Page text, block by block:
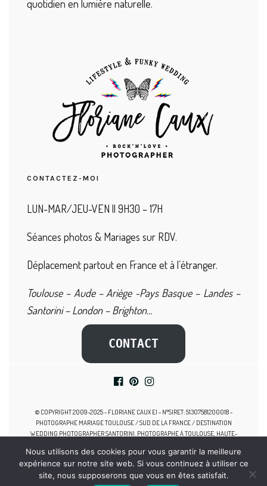
quotidien en lumière naturelle.
CONTACTEZ-MOI
LUN-MAR/JEU-VEN || 9H30 – 17H
Séances photos & Mariages sur RDV.
Déplacement partout en France et à l’étranger.
Toulouse – Aude – Ariège -Pays Basque – Landes –
Santorini – London – Brighton…
CONTACT
© COPYRIGHT 2009-2025 - FLORIANE CAUX EI - N°SIRET: 51307581200018 -
PHOTOGRAPHE MARIAGE TOULOUSE / SUD DE LA FRANCE / DESTINATION
WEDDING PHOTOGRAPHER SANTORINI. PHOTOGRAPHE À TOULOUSE, HAUTE-
GROSSESSE TOULOUSE, SEANCE PHOTO NAISSANCE, PHOTOGRAPHE FAMILLE
TOULOUSE, PHOTOGRAPHE NOUVEAU-NE TOULOUSE.
Nous utilisons des cookies pour vous garantir la meilleure
expérience sur notre site web. Si vous continuez à utiliser ce
site, nous supposerons que vous en êtes satisfait.